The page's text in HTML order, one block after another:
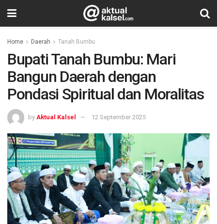
Home Daerah Tanah Bumbu
Bupati Tanah Bumbu: Mari
Bangun Daerah dengan
Pondasi Spiritual dan Moralitas
by Aktual Kalsel 12 September 2025